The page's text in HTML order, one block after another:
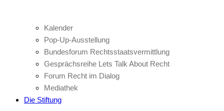
Kalender
Pop-Up-Ausstellung
Bundesforum Rechtsstaatsvermittlung
Gesprächsreihe Lets Talk About Recht
Forum Recht im Dialog
Mediathek
Die Stiftung